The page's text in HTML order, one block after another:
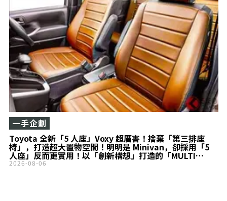
Toyota 全新「5 人座」Voxy 超厲害！捨棄「第三排座
椅」，打造超大置物空間！明明是 Minivan，卻採用「5
人座」反而更實用！以「創新構想」打造的「MULTI
UTILITY」究竟是什麼？
一手企劃
2026-08-06